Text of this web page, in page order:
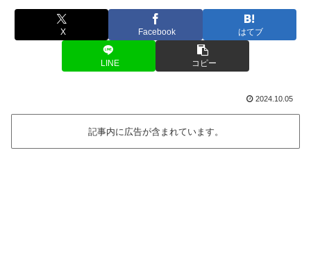
X Facebook はてブ
LINE コピー
2024.10.05
記事内に広告が含まれています。